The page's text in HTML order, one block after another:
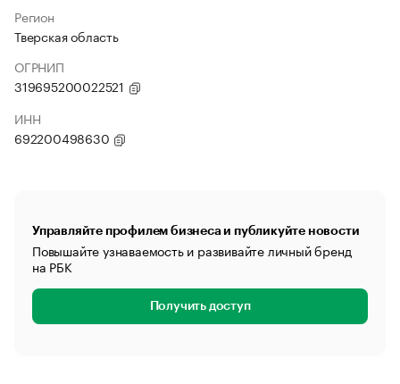
Регион
Тверская область
ОГРНИП
319695200022521
ИНН
692200498630
Управляйте профилем бизнеса и публикуйте новости
Повышайте узнаваемость и развивайте личный бренд
на РБК
Получить доступ